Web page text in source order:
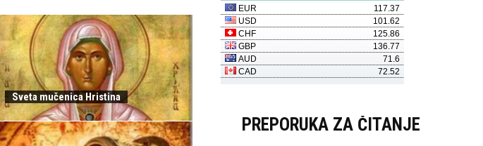
Sveta mučenica Hristina
PREPORUKA ZA ČITANJE